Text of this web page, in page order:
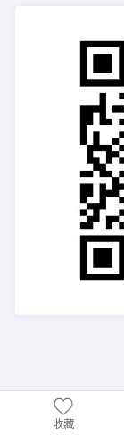
收藏